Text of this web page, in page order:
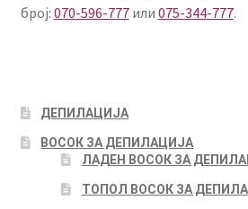
број: 070-596-777или 075-344-777.
ДЕПИЛАЦИЈА
ВОСОК ЗА ДЕПИЛАЦИЈА
ЛАДЕН ВОСОК ЗА
ТОПОЛ ВОСОК ЗА